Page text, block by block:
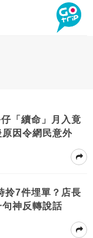
「續命」月入竟
因令網民意外
拎7件埋單？店長
神反轉說話